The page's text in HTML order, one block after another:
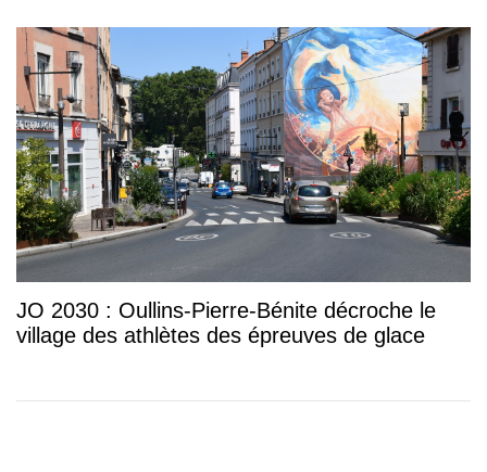
JO 2030 : Oullins-Pierre-Bénite décroche le
village des athlètes des épreuves de glace